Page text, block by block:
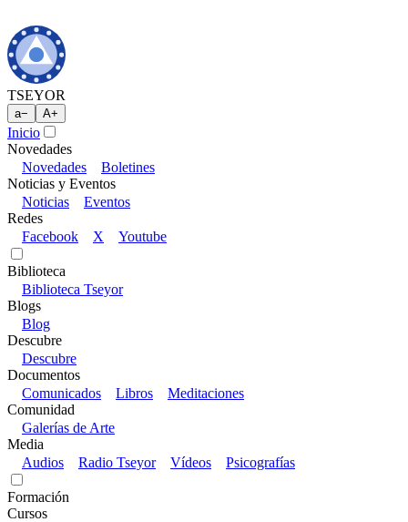
TSEYOR
a− A+
Inicio
Novedades
Novedades
Boletines
Noticias y Eventos
Noticias
Eventos
Redes
Facebook
X Youtube
Biblioteca
Biblioteca Tseyor
Blogs
Blog
Descubre
Descubre
Documentos
Comunicados
Libros
Meditaciones
Comunidad
Galerías de Arte
Media
Audios
Radio Tseyor Vídeos Psicografías
Formación
Cursos